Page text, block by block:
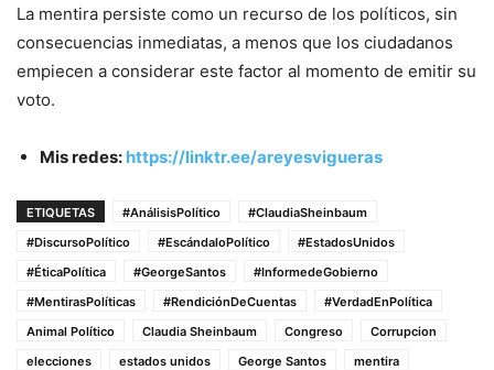
La mentira persiste como un recurso de los políticos, sin
consecuencias inmediatas, a menos que los ciudadanos
empiecen a considerar este factor al momento de emitir su
voto.
Mis redes: https://linktr.ee/areyesvigueras
ETIQUETAS #AnálisisPolítico
#ClaudiaSheinbaum
#DiscursoPolítico
#EscándaloPolítico
#EstadosUnidos
#ÉticaPolítica
#GeorgeSantos
#InformedeGobierno
#MentirasPolíticas
#RendiciónDeCuentas
#VerdadEnPolítica
Animal Político
Claudia Sheinbaum Congreso
Corrupcion
elecciones
estados unidos George Santos
mentira